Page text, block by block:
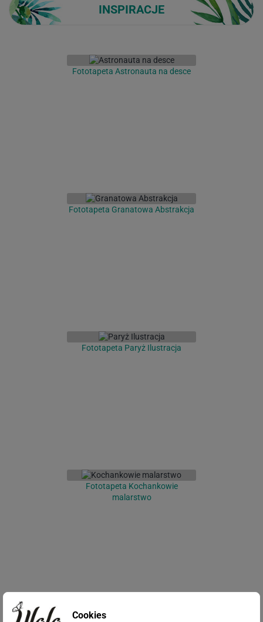
INSPIRACJE
Fototapeta Astronauta na desce
Fototapeta Granatowa Abstrakcja
Fototapeta Paryż Ilustracja
Fototapeta Kochankowie
malarstwo
Cookies